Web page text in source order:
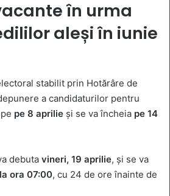
în urma
aleși în iunie
stabilit prin Hotărâre de
a candidaturilor pentru
pe 8 aprilie și se va încheia pe 14
debuta vineri, 19 aprilie, și se va
ora 07:00, cu 24 de ore înainte de